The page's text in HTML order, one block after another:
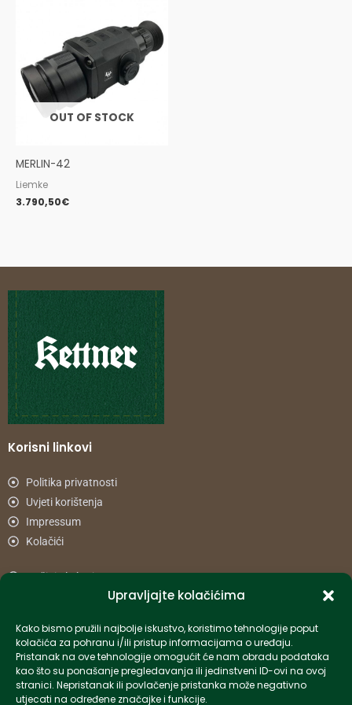
Upravljajte kolačićima
Kako bismo pružili najbolje iskustvo, koristimo tehnologije poput
kolačića za pohranu i/ili pristup informacijama o uređaju.
Pristanak na ove tehnologije omogućit će nam obradu podataka
kao što su ponašanje pregledavanja ili jedinstveni ID-ovi na ovoj
stranici. Nepristanak ili povlačenje pristanka može negativno
utjecati na određene značajke i funkcije.
OUT OF STOCK
MERLIN-42
Liemke
3.790,50€
Korisni linkovi
Politika privatnosti
Uvjeti korištenja
Impressum
Kolačići
Načini plaćanja
Informacije
info-hr@kettner.com